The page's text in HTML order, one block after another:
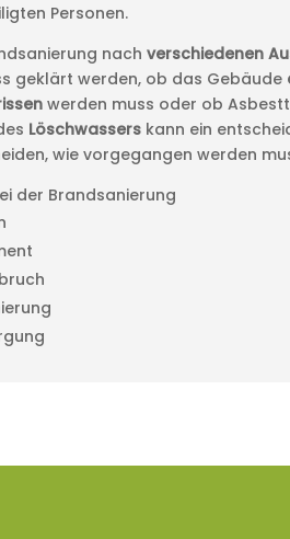
Personen.
nachverschiedenen
geklärt werden, ob das Gebäude
werden muss oder ob
Löschwassers kann ein
wie vorgegangen werden
der Brandsanierung